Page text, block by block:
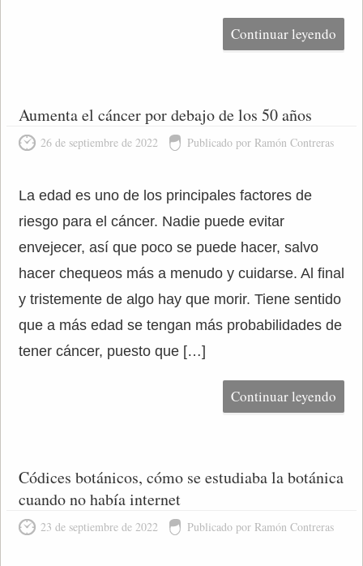
Continuar leyendo
Aumenta el cáncer por debajo de los 50 años
26 de septiembre de 2022 Publicado por Ramón Contreras
La edad es uno de los principales factores de
riesgo para el cáncer. Nadie puede evitar
envejecer, así que poco se puede hacer, salvo
hacer chequeos más a menudo y cuidarse. Al final
y tristemente de algo hay que morir. Tiene sentido
que a más edad se tengan más probabilidades de
tener cáncer, puesto que […]
Continuar leyendo
Códices botánicos, cómo se estudiaba la botánica
cuando no había internet
23 de septiembre de 2022 Publicado por Ramón Contreras